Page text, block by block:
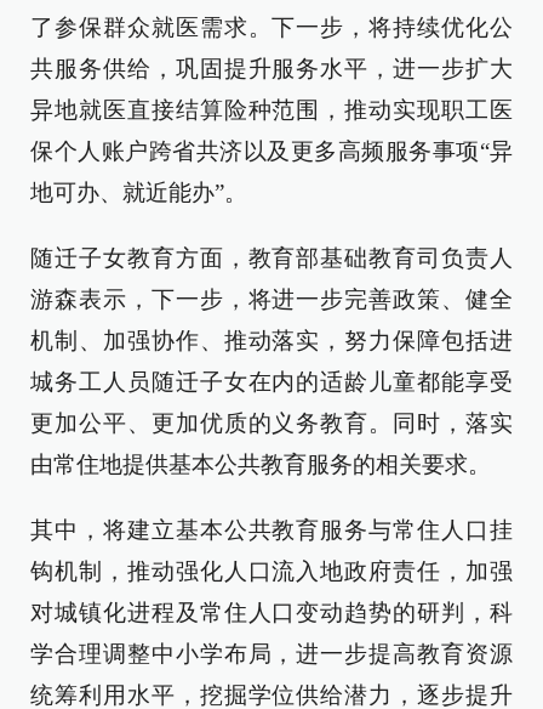
了参保群众就医需求。下一步，将持续优化公
共服务供给，巩固提升服务水平，进一步扩大
异地就医直接结算险种范围，推动实现职工医
保个人账户跨省共济以及更多高频服务事项“异
地可办、就近能办”。
随迁子女教育方面，教育部基础教育司负责人
游森表示，下一步，将进一步完善政策、健全
机制、加强协作、推动落实，努力保障包括进
城务工人员随迁子女在内的适龄儿童都能享受
更加公平、更加优质的义务教育。同时，落实
由常住地提供基本公共教育服务的相关要求。
其中，将建立基本公共教育服务与常住人口挂
钩机制，推动强化人口流入地政府责任，加强
对城镇化进程及常住人口变动趋势的研判，科
学合理调整中小学布局，进一步提高教育资源
统筹利用水平，挖掘学位供给潜力，逐步提升